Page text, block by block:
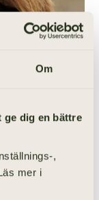
Om
ge dig en bättre
,
mer i
i
mig!